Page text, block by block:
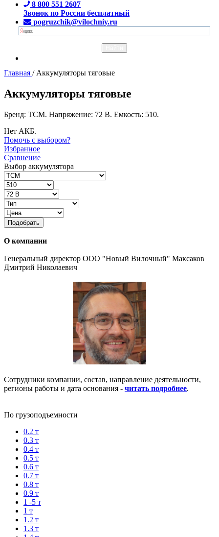
8 800 551 2607
Звонок по России бесплатный
pogruzchik@vilochniy.ru
Главная / Аккумуляторы тяговые
Аккумуляторы тяговые
Бренд: TCM. Напряжение: 72 В. Емкость: 510.
Нет АКБ.
Помочь с выбором?
Избранное
Сравнение
Выбор аккумулятора
Подобрать
О компании
Генеральный директор ООО "Новый Вилочный" Максаков
Дмитрий Николаевич
Сотрудники компании, состав, направление деятельности,
регионы работы и дата основания - читать подробнее.
По грузоподъемности
0.2 т
0.3 т
0.4 т
0.5 т
0.6 т
0.7 т
0.8 т
0.9 т
1 -5 т
1 т
1.2 т
1.3 т